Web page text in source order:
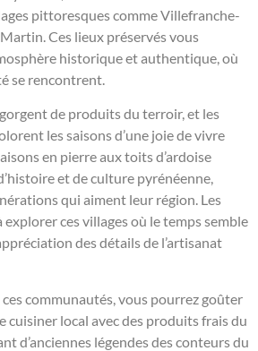
pittoresques comme Villefranche-
Ces lieux préservés vous
historique et authentique, où
se rencontrent.
de produits du terroir, et les
les saisons d’une joie de vivre
en pierre aux toits d’ardoise
et de culture pyrénéenne,
qui aiment leur région. Les
ces villages où le temps semble
des détails de l’artisanat
ces communautés, vous pourrez goûter
cuisiner local avec des produits frais du
d’anciennes légendes des conteurs du